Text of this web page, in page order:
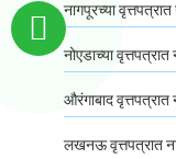
नागपूरच्या
नोएडाच्या
औरंगाबाद वृत्तपत्रात
लखनऊ वृत्तपत्रात